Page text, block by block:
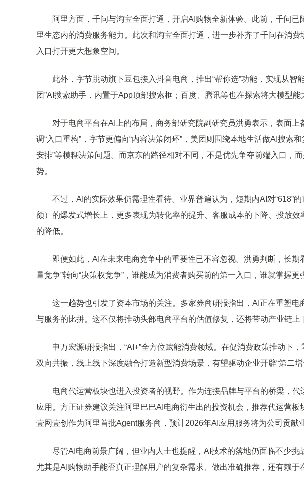
阿里方面，千问与淘宝全面打通，开启AI购物全新体验。此前，千问已
里生态内的消费服务能力。此次和淘宝全面打通，进一步补齐了千问在消
入口打开更大想象空间。
此外，字节跳动旗下豆包接入抖音电商，推出“帮你选”功能，实现从智
团”AI搜索助手，内置于App顶部搜索框；百度、腾讯等也在探索将大模型能
对于电商平台在AI上的布局，商务部研究院副研究员洪勇表示，表面上
调“入口重构”，字节更偏向“内容决策闭环”，美团则围绕本地生活做AI搜索
安排”等模糊决策问题。而京东的路径相对不同，不是优先争夺前端入口，
势。
不过，AI的实际效果仍需理性看待。业界普遍认为，短期内AI对“618”的
额）的爆发式增长上，更多表现为转化率的提升、客服成本的下降、投放
的降低。
即便如此，AI在未来电商竞争中的重要性已不容忽视。洪勇判断，长期
量竞争”转向“决策权竞争”，谁能成为消费者购买前的第一入口，谁就掌握更
这一趋势也引发了资本市场的关注。多家券商研报指出，AI正在重塑电
与服务的比拼。这不仅将推动头部电商平台的估值修复，还将带动产业链上
申万宏源研报指出，“AI+”全方位赋能消费领域。在促消费政策推动下，
双向共振，线上线下深度融合打造新型消费场景，有望驱动企业开辟“第二增
电商代运营板块也进入投资者的视野。作为连接品牌与平台的桥梁，代
应用。方正证券建议关注阿里巴巴AI电商衍生出的投资机会，推荐代运营板
壹网壹创作为阿里首批Agent服务商，预计2026年AI应用服务将为公司贡献
尽管AI电商前景广阔，但业内人士也提醒，AI技术的落地仍面临不少挑
尤其是AI购物助手能否真正理解用户的复杂需求、做出准确推荐，还有赖于